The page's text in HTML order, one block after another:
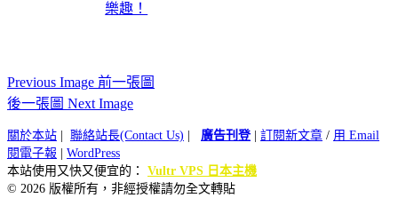
樂趣！
Previous Image 前一張圖
後一張圖 Next Image
關於本站 聯絡站長(Contact Us) 廣告刊登| 訂閱新文章 / 用 Email
閱電子報
WordPress
本站使用又快又便宜的： Vultr VPS 日本主機
© 2026 版權所有，非經授權請勿全文轉貼